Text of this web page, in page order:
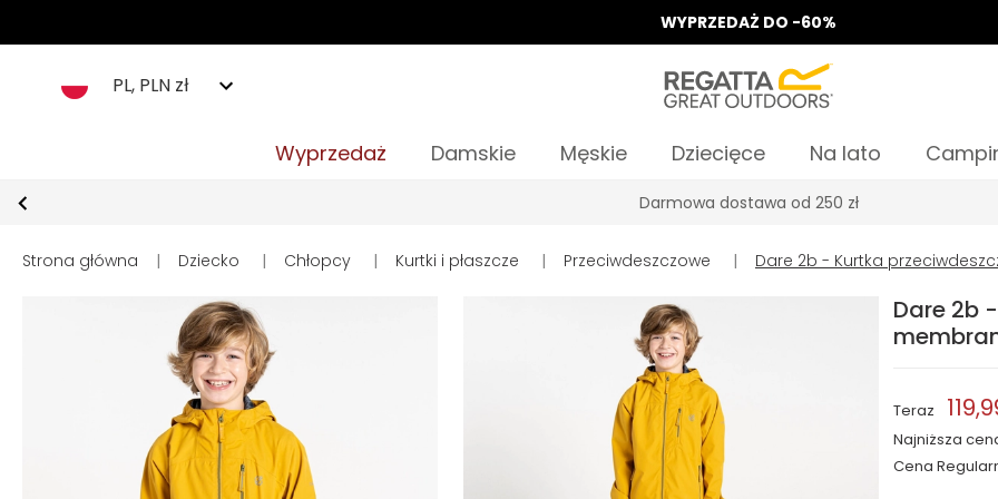
WYPRZEDAŻ DO -60%
PL, PLN zł
Wyprzedaż Damskie Męskie Dziecięce Na lato
Odbierz 15%, za zapis do Newslettera*
Strona główna | Dziecko | Chłopcy | Kurtki i płaszcze | Przeciwdeszczowe | Dare 2b - Kurtka
Dare 2b
Cena
Najniższa
Teraz